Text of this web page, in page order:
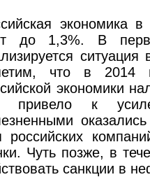
экономика
до 1,3%. В
что в 2014
экономики
привело к
российских
Чуть позже, в
санкции в